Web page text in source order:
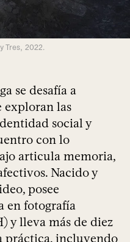
Tres, 2022.
se desafía a
exploran las
social y
con lo
articula memoria,
Nacido y
posee
en fotografía
y lleva más de diez
práctica, incluyendo